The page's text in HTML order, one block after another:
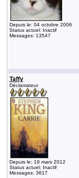
Depuis le: 04 octobre 2006
Status actuel: Inactif
Messages: 13547
Taffy
Déclamateur
Depuis le: 19 mars 2012
Status actuel: Inactif
Messages: 3617